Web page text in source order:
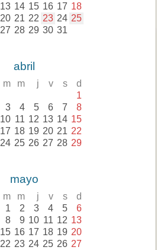
13 14 15 16 17 18
20 21 22 23 24 25
27 28 29 30 31
abril
m m j v s d
1
3 4 5 6 7 8
10 11 12 13 14 15
17 18 19 20 21 22
24 25 26 27 28 29
mayo
m m j v s d
1 2 3 4 5 6
8 9 10 11 12 13
15 16 17 18 19 20
22 23 24 25 26 27